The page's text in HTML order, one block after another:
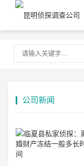
公司新闻